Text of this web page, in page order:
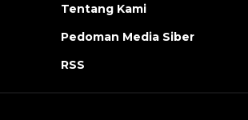
Tentang Kami
Pedoman Media Siber
RSS